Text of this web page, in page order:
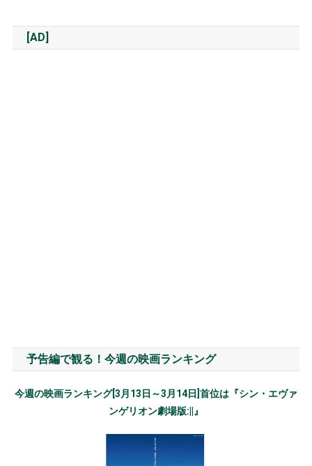
[AD]
予告編で観る！今週の映画ランキング
今週の映画ランキング[3月13日～3月14日]首位は『シン・エヴァ
ンゲリオン劇場版:||』